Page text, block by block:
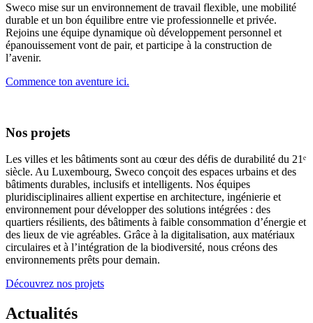
Sweco mise sur un environnement de travail flexible, une mobilité
durable et un bon équilibre entre vie professionnelle et privée.
Rejoins une équipe dynamique où développement personnel et
épanouissement vont de pair, et participe à la construction de
l’avenir.
Commence ton aventure ici.
Nos projets
Les villes et les bâtiments sont au cœur des défis de durabilité du 21ᵉ
siècle. Au Luxembourg, Sweco conçoit des espaces urbains et des
bâtiments durables, inclusifs et intelligents. Nos équipes
pluridisciplinaires allient expertise en architecture, ingénierie et
environnement pour développer des solutions intégrées : des
quartiers résilients, des bâtiments à faible consommation d’énergie et
des lieux de vie agréables. Grâce à la digitalisation, aux matériaux
circulaires et à l’intégration de la biodiversité, nous créons des
environnements prêts pour demain.
Découvrez nos projets
Actualités